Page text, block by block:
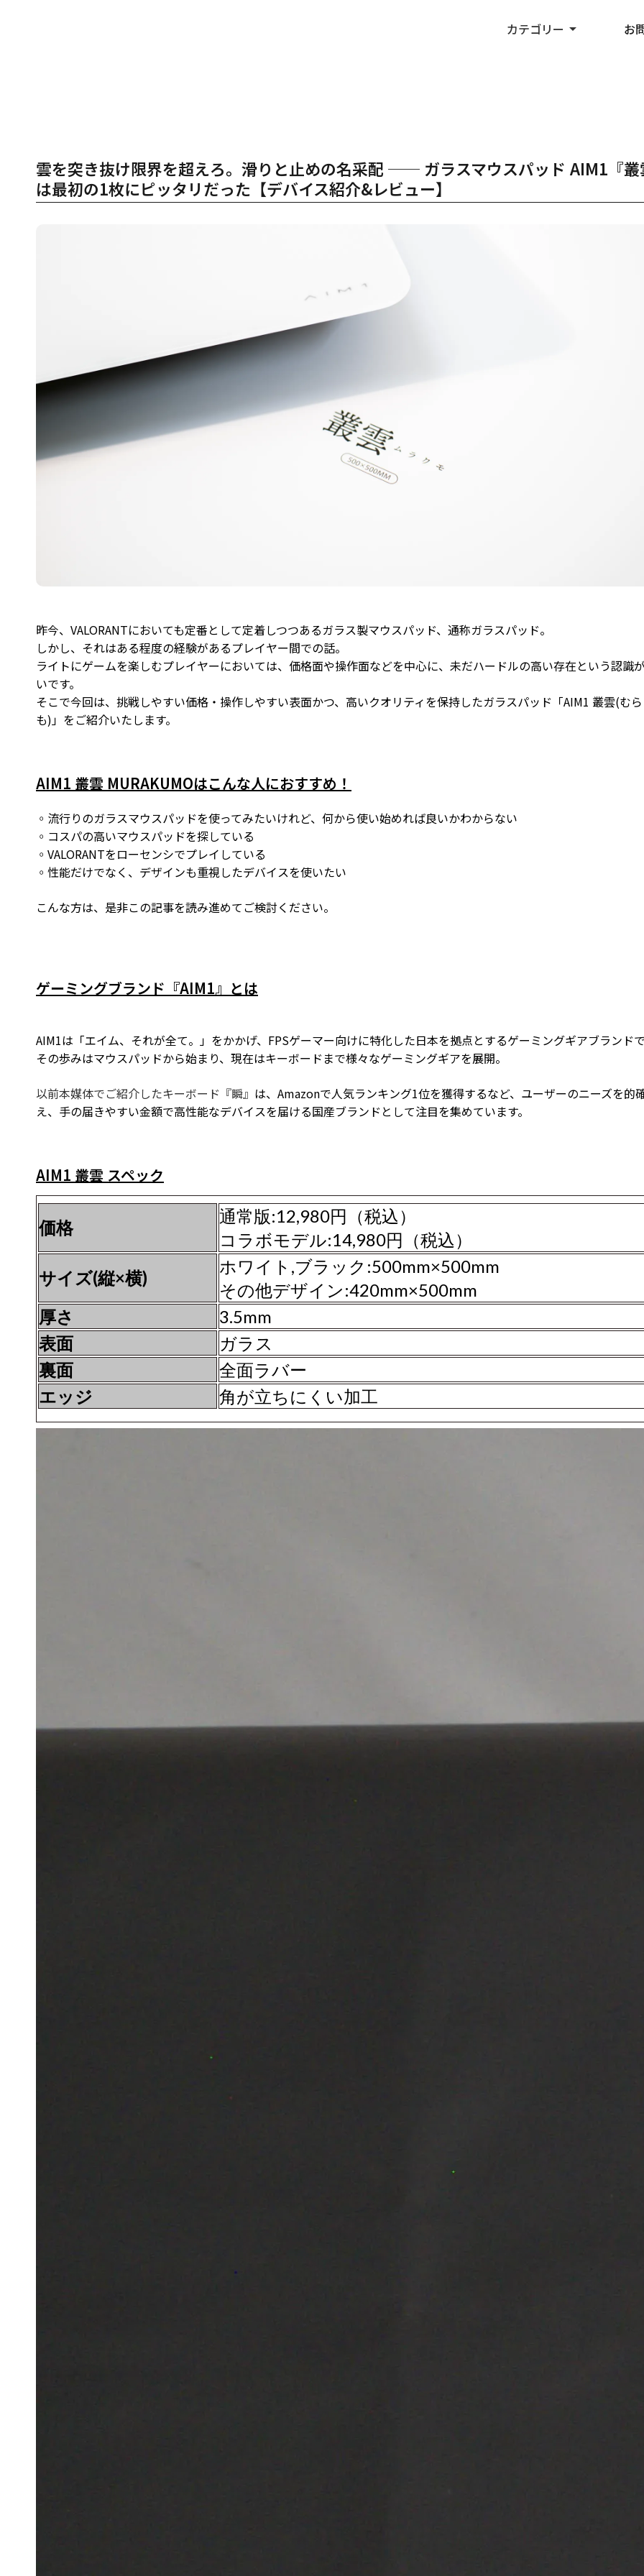
お
カテゴリー arrow_drop_up
雲を突き抜け限界を超えろ。滑りと止めの名采配 ── ガラスマウスパッド AIM1『叢
は最初の1枚にピッタリだった【デバイス紹介&レビュー】
昨今、VALORANTにおいても定番として定着しつつあるガラス製マウスパッド、通称ガラスパッド。
しかし、それはある程度の経験があるプレイヤー間での話。
ライトにゲームを楽しむプレイヤーにおいては、価格面や操作面などを中心に、未だハードルの高い存在という認識
いです。
そこで今回は、挑戦しやすい価格・操作しやすい表面かつ、高いクオリティを保持したガラスパッド「AIM1 叢雲(むら
も)」をご紹介いたします。
AIM1 叢雲 MURAKUMOはこんな人におすすめ！
◦流行りのガラスマウスパッドを使ってみたいけれど、何から使い始めれば良いかわからない
◦コスパの高いマウスパッドを探している
◦VALORANTをローセンシでプレイしている
◦性能だけでなく、デザインも重視したデバイスを使いたい
こんな方は、是非この記事を読み進めてご検討ください。
ゲーミングブランド『AIM1』とは
AIM1は「エイム、それが全て――。」をかかげ、FPSゲーマー向けに特化した日本を拠点とするゲーミングギアブランドで
その歩みはマウスパッドから始まり、現在はキーボードまで様々なゲーミングギアを展開。
以前本媒体でご紹介したキーボード『瞬』 は、Amazonで人気ランキング1位を獲得するなど、ユーザーのニーズを的
え、手の届きやすい金額で高性能なデバイスを届ける国産ブランドとして注目を集めています。
AIM1 叢雲 スペック
価格
通常版:12,980円（税込）
コラボモデル:14,980円（税込）
サイズ(縦×横)
ホワイト,ブラック:500mm×500mm
その他デザイン:420mm×500mm
厚さ
3.5mm
表面
ガラス
裏面
全面ラバー
エッジ
角が立ちにくい加工